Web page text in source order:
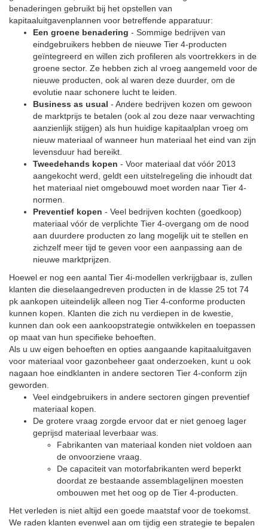
benaderingen gebruikt bij het opstellen van
kapitaaluitgavenplannen voor betreffende apparatuur:
Een groene benadering - Sommige bedrijven van
eindgebruikers hebben de nieuwe Tier 4-producten
geïntegreerd en willen zich profileren als voortrekkers in de
groene sector. Ze hebben zich al vroeg aangemeld voor de
nieuwe producten, ook al waren deze duurder, om de
evolutie naar schonere lucht te leiden.
Business as usual - Andere bedrijven kozen om gewoon
de marktprijs te betalen (ook al zou deze naar verwachting
aanzienlijk stijgen) als hun huidige kapitaalplan vroeg om
nieuw materiaal of wanneer hun materiaal het eind van zijn
levensduur had bereikt.
Tweedehands kopen - Voor materiaal dat vóór 2013
aangekocht werd, geldt een uitstelregeling die inhoudt dat
het materiaal niet omgebouwd moet worden naar Tier 4-
normen.
Preventief kopen - Veel bedrijven kochten (goedkoop)
materiaal vóór de verplichte Tier 4-overgang om de nood
aan duurdere producten zo lang mogelijk uit te stellen en
zichzelf meer tijd te geven voor een aanpassing aan de
nieuwe marktprijzen.
Hoewel er nog een aantal Tier 4i-modellen verkrijgbaar is, zullen
klanten die dieselaangedreven producten in de klasse 25 tot 74
pk aankopen uiteindelijk alleen nog Tier 4-conforme producten
kunnen kopen. Klanten die zich nu verdiepen in de kwestie,
kunnen dan ook een aankoopstrategie ontwikkelen en toepassen
op maat van hun specifieke behoeften.
Als u uw eigen behoeften en opties aangaande kapitaaluitgaven
voor materiaal voor gazonbeheer gaat onderzoeken, kunt u ook
nagaan hoe eindklanten in andere sectoren Tier 4-conform zijn
geworden.
Veel eindgebruikers in andere sectoren gingen preventief
materiaal kopen.
De grotere vraag zorgde ervoor dat er niet genoeg lager
geprijsd materiaal leverbaar was.
Fabrikanten van materiaal konden niet voldoen aan
de onvoorziene vraag.
De capaciteit van motorfabrikanten werd beperkt
doordat ze bestaande assemblagelijnen moesten
ombouwen met het oog op de Tier 4-producten.
Het verleden is niet altijd een goede maatstaf voor de toekomst.
We raden klanten evenwel aan om tijdig een strategie te bepalen